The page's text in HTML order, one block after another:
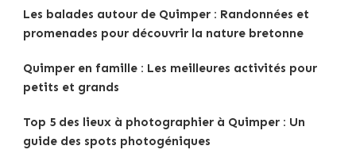
Les balades autour de Quimper : Randonnées et
promenades pour découvrir la nature bretonne
Quimper en famille : Les meilleures activités pour
petits et grands
Top 5 des lieux à photographier à Quimper : Un
guide des spots photogéniques